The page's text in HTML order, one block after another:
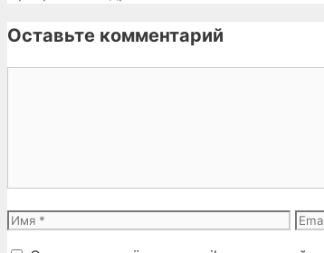
Оставьте комментарий
Имя